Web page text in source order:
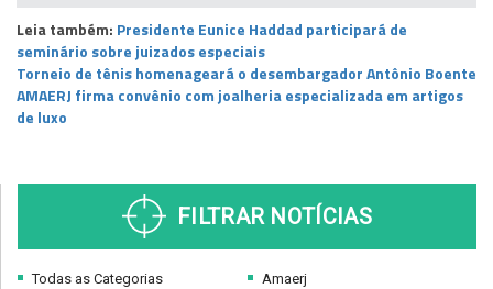
Leia também: Presidente Eunice Haddad participará de
seminário sobre juizados especiais
Torneio de tênis homenageará o desembargador Antônio Boente
AMAERJ firma convênio com joalheria especializada em artigos
de luxo
FILTRAR NOTÍCIAS
Todas as Categorias
Amaerj